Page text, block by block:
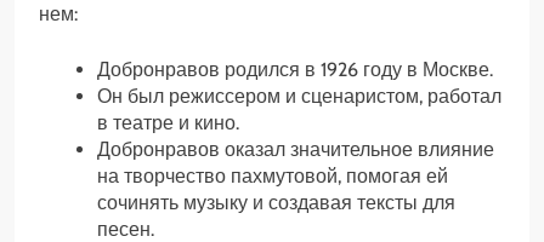
нем:
Добронравов родился в 1926 году в Москве.
Он был режиссером и сценаристом, работал
в театре и кино.
Добронравов оказал значительное влияние
на творчество пахмутовой, помогая ей
сочинять музыку и создавая тексты для
песен.